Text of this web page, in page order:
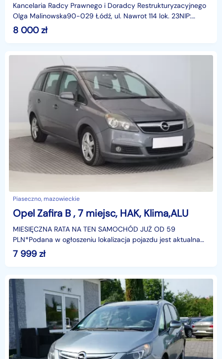
Kancelaria Radcy Prawnego i Doradcy Restrukturyzacyjnego
Olga Malinowska90-029 Łódź, ul. Nawrot 114 lok. 23NIP:
7281675287;tel. +48 601 416 310; e-mail: mrestru
8 000zł
Piaseczno, mazowieckie
Opel Zafira B , 7 miejsc, HAK, Klima,ALU
MIESIĘCZNA RATA NA TEN SAMOCHÓD JUŻ OD 59
PLN*Podana w ogłoszeniu lokalizacja pojazdu jest aktualna
na dzień wystawienia ogłoszenia. Przed przyjazdem do
salonu
7 999 zł